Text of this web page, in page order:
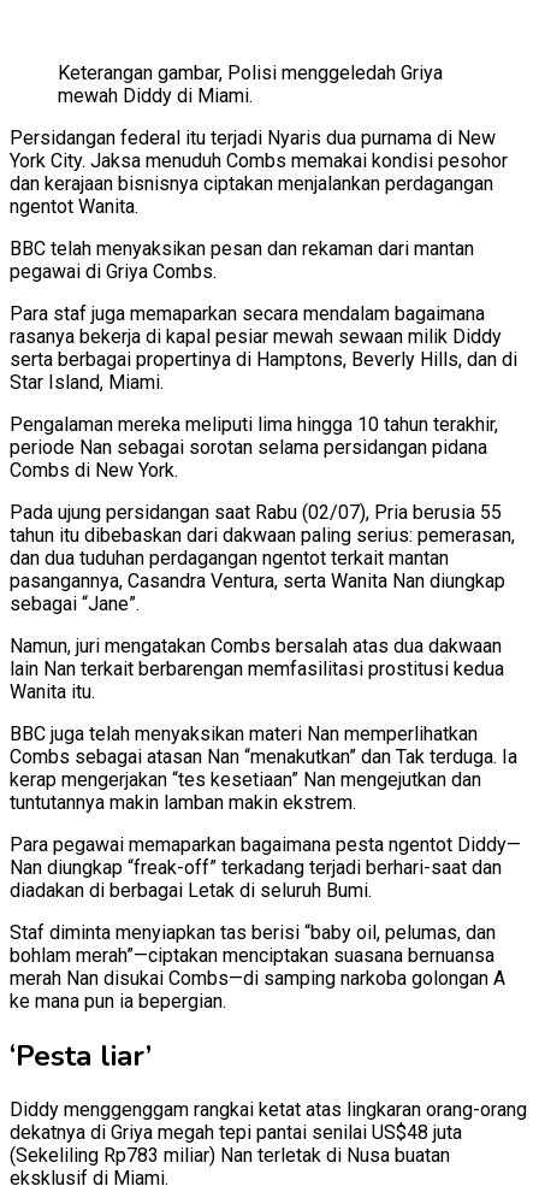
Keterangan gambar, Polisi menggeledah Griya
mewah Diddy di Miami.
Persidangan federal itu terjadi Nyaris dua purnama di New
York City. Jaksa menuduh Combs memakai kondisi pesohor
dan kerajaan bisnisnya ciptakan menjalankan perdagangan
ngentot Wanita.
BBC telah menyaksikan pesan dan rekaman dari mantan
pegawai di Griya Combs.
Para staf juga memaparkan secara mendalam bagaimana
rasanya bekerja di kapal pesiar mewah sewaan milik Diddy
serta berbagai propertinya di Hamptons, Beverly Hills, dan di
Star Island, Miami.
Pengalaman mereka meliputi lima hingga 10 tahun terakhir,
periode Nan sebagai sorotan selama persidangan pidana
Combs di New York.
Pada ujung persidangan saat Rabu (02/07), Pria berusia 55
tahun itu dibebaskan dari dakwaan paling serius: pemerasan,
dan dua tuduhan perdagangan ngentot terkait mantan
pasangannya, Casandra Ventura, serta Wanita Nan diungkap
sebagai “Jane”.
Namun, juri mengatakan Combs bersalah atas dua dakwaan
lain Nan terkait berbarengan memfasilitasi prostitusi kedua
Wanita itu.
BBC juga telah menyaksikan materi Nan memperlihatkan
Combs sebagai atasan Nan “menakutkan” dan Tak terduga. Ia
kerap mengerjakan “tes kesetiaan” Nan mengejutkan dan
tuntutannya makin lamban makin ekstrem.
Para pegawai memaparkan bagaimana pesta ngentot Diddy—
Nan diungkap “freak-off” terkadang terjadi berhari-saat dan
diadakan di berbagai Letak di seluruh Bumi.
Staf diminta menyiapkan tas berisi “baby oil, pelumas, dan
bohlam merah”—ciptakan menciptakan suasana bernuansa
merah Nan disukai Combs—di samping narkoba golongan A
ke mana pun ia bepergian.
‘Pesta liar’
Diddy menggenggam rangkai ketat atas lingkaran orang-orang
dekatnya di Griya megah tepi pantai senilai US$48 juta
(Sekeliling Rp783 miliar) Nan terletak di Nusa buatan
eksklusif di Miami.